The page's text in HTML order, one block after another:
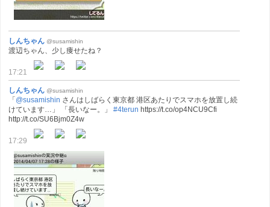
しんちゃん @susamishin
渡辺ちゃん、少し痩せたね？
17:21
しんちゃん @susamishin
「@susamishin さんはしばらく東京都 港区あたりでスマホを放置し続
けています…」 「長いなー。」 #4terun https://t.co/op4NCU9Cfi
http://t.co/SU6Bjm0Z4w
17:29